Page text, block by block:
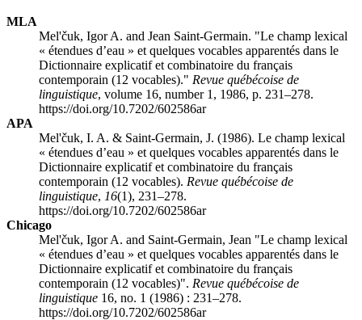
MLA
Mel'čuk, Igor A. and Jean Saint-Germain. "Le champ lexical
« étendues d’eau » et quelques vocables apparentés dans le
Dictionnaire explicatif et combinatoire du français
contemporain (12 vocables)." Revue québécoise de
linguistique, volume 16, number 1, 1986, p. 231–278.
https://doi.org/10.7202/602586ar
APA
Mel'čuk, I. A. & Saint-Germain, J. (1986). Le champ lexical
« étendues d’eau » et quelques vocables apparentés dans le
Dictionnaire explicatif et combinatoire du français
contemporain (12 vocables). Revue québécoise de
linguistique, 16(1), 231–278.
https://doi.org/10.7202/602586ar
Chicago
Mel'čuk, Igor A. and Saint-Germain, Jean "Le champ lexical
« étendues d’eau » et quelques vocables apparentés dans le
Dictionnaire explicatif et combinatoire du français
contemporain (12 vocables)". Revue québécoise de
linguistique 16, no. 1 (1986) : 231–278.
https://doi.org/10.7202/602586ar